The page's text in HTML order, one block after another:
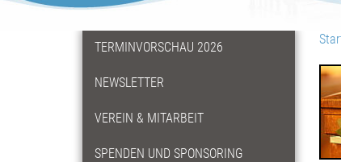
TERMINVORSCHAU 2026
NEWSLETTER
VEREIN & MITARBEIT
SPENDEN UND SPONSORING